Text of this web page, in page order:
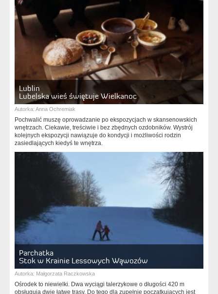
Lublin
Lubelska wieś świętuje Wielkanoc
Autorka: Anna Ochremiak
Pochwalić muszę oprowadzanie po ekspozycjach w skansenowskich
wnętrzach. Ciekawie, treściwie i bez zbędnych ozdobników. Wystrój
kolejnych ekspozycji nawiązuje do kondycji i możliwości rodzin
zasiedlających kiedyś te wnętrza.
Parchatka
Stok w Krainie Lessowych Wąwozów
Autorka: Małgorzata Raczkowska
Ośrodek to niewielki. Dwa wyciągi talerzykowe o długości 420 m
obsługują dwie łatwe trasy. Do tego dla zupełnie początkujących jest